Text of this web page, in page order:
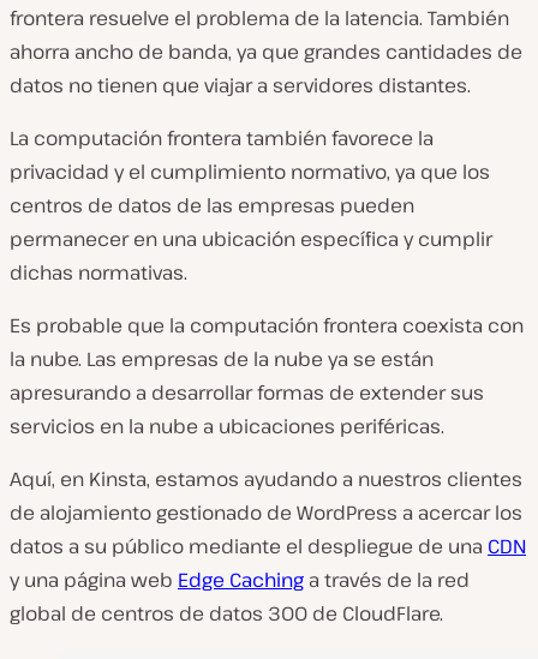
frontera resuelve el problema de la latencia. También
ahorra ancho de banda, ya que grandes cantidades de
datos no tienen que viajar a servidores distantes.
La computación frontera también favorece la
privacidad y el cumplimiento normativo, ya que los
centros de datos de las empresas pueden
permanecer en una ubicación específica y cumplir
dichas normativas.
Es probable que la computación frontera coexista con
la nube. Las empresas de la nube ya se están
apresurando a desarrollar formas de extender sus
servicios en la nube a ubicaciones periféricas.
Aquí, en Kinsta, estamos ayudando a nuestros clientes
de alojamiento gestionado de WordPress a acercar los
datos a su público mediante el despliegue de una CDN
y una página web Edge Caching a través de la red
global de centros de datos 300 de CloudFlare.